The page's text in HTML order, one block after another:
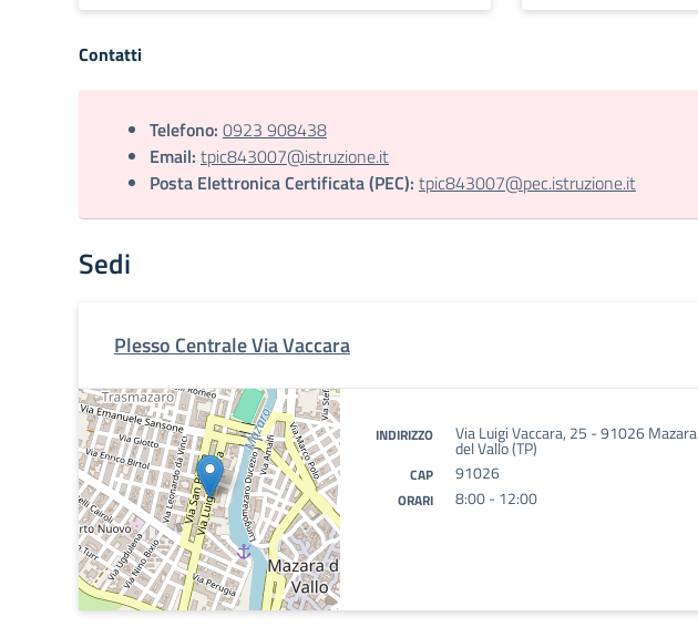
Contatti
Telefono: 0923 908438
Email: tpic843007@istruzione.it
Posta Elettronica Certificata (PEC): tpic843007@pec.istruzione.it
Sedi
Plesso Centrale Via Vaccara
INDIRIZZO Via Luigi Vaccara, 25 - 91026 Mazara
del Vallo (TP)
CAP 91026
ORARI 8:00 - 12:00